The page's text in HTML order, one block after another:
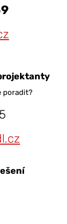
poradit?